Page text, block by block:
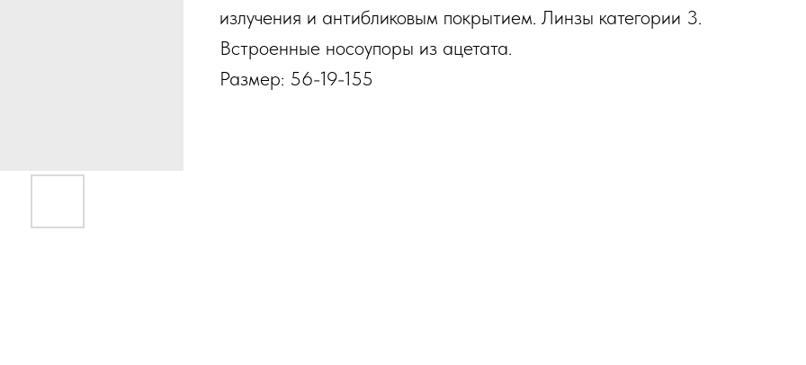
излучения и антибликовым покрытием. Линзы категории 3.
Встроенные носоупоры из ацетата.
Размер: 56-19-155